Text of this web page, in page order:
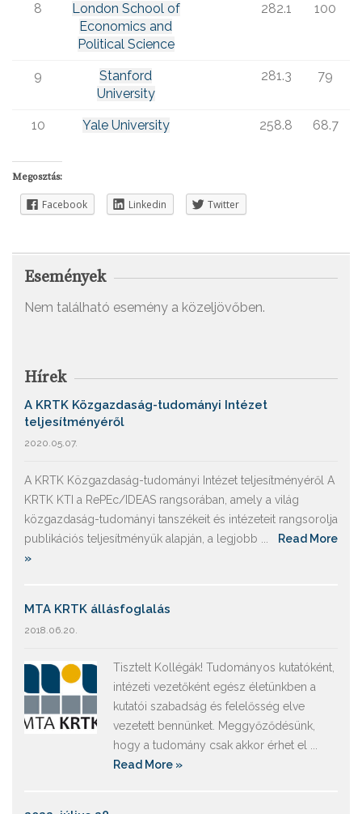
8
London School of
Economics and
Political Science
282.1 100
9
Stanford
University
281.3 79
10 Yale University 258.8 68.7
Megosztás:
Facebook Linkedin Twitter
Események
Nem található esemény a közeljövőben.
Hírek
A KRTK Közgazdaság-tudományi Intézet
teljesítményéről
2020.05.07.
A KRTK Közgazdaság-tudományi Intézet teljesítményéről A
KRTK KTI a RePEc/IDEAS rangsorában, amely a világ
közgazdaság-tudományi tanszékeit és intézeteit rangsorolja
publikációs teljesítményük alapján, a legjobb ...
Read More
»
MTA KRTK állásfoglalás
2018.06.20.
Tisztelt Kollégák! Tudományos kutatóként,
intézeti vezetőként egész életünkben a
kutatói szabadság és felelősség elve
vezetett bennünket. Meggyőződésünk,
hogy a tudomány csak akkor érhet el ...
Read More »